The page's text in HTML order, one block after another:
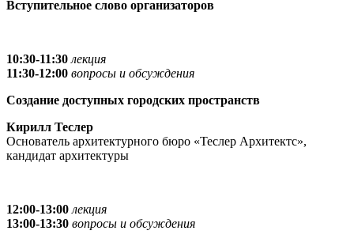
Вступительное слово организаторов
10:30-11:30 лекция
11:30-12:00 вопросы и обсуждения
Создание доступных городских пространств
Кирилл Теслер
Основатель архитектурного бюро «Теслер Архитектс»,
кандидат архитектуры
12:00-13:00 лекция
13:00-13:30 вопросы и обсуждения